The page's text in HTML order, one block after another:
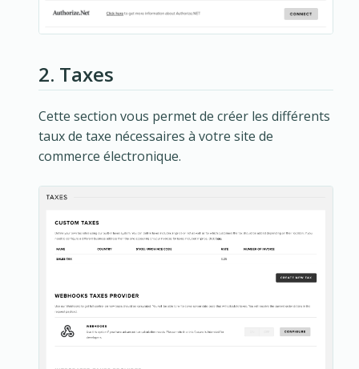
2. Taxes
Cette section vous permet de créer les différents
taux de taxe nécessaires à votre site de
commerce électronique.